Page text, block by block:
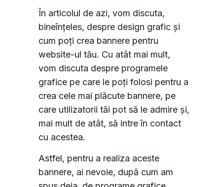
În articolul de azi, vom discuta,
bineînțeles, despre design grafic și
cum poți crea bannere pentru
website-ul tău. Cu atât mai mult,
vom discuta despre programele
grafice pe care le poți folosi pentru a
crea cele mai plăcute bannere, pe
care utilizatorii tăi pot să le admire și,
mai mult de atât, să intre în contact
cu acestea.
Astfel, pentru a realiza aceste
bannere, ai nevoie, după cum am